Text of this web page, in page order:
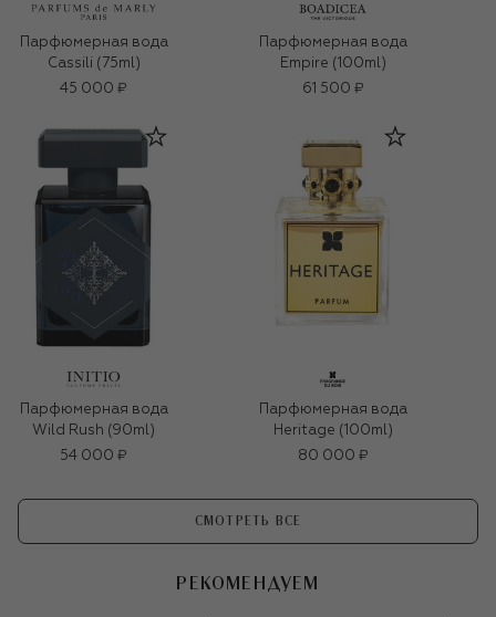
Парфюмерная вода
Cassili (75ml)
45 000 ₽
Парфюмерная вода
Empire (100ml)
61 500 ₽
Парфюмерная вода
Wild Rush (90ml)
54 000 ₽
Парфюмерная вода
Heritage (100ml)
80 000 ₽
СМОТРЕТЬ ВСЕ
РЕКОМЕНДУЕМ